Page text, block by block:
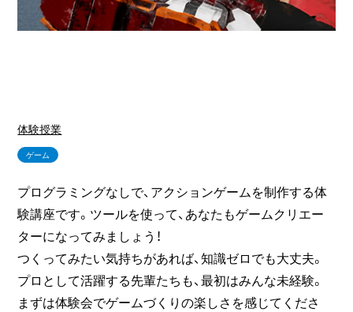
体験授業
ゲーム
プログラミングなしで、アクションゲームを制作する体
験講座です。ツールを使って、あなたもゲームクリエー
ターになってみましょう！
つくってみたい気持ちがあれば、知識ゼロでも大丈夫。
プロとして活躍する先輩たちも、最初はみんな未経験。
まずは体験会でゲームづくりの楽しさを感じてくださ